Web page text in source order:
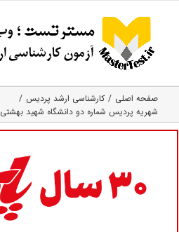
content
صفحه اصلی
کارشناسی ارشد پردیس
شهریه پردیس شماره دو دانشگاه شهید بهشتی ۹۲ – ۹۳